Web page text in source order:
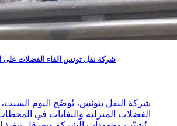
شركة نقل تونس القاء الفضلات
شركة النقل بتونس، تُوضّح اليوم السبت،
الفضلات المنزلية والنفايات في